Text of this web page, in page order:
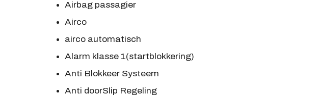
Airbag passagier
Airco
airco automatisch
Alarm klasse 1(startblokkering)
Anti Blokkeer Systeem
Anti doorSlip Regeling